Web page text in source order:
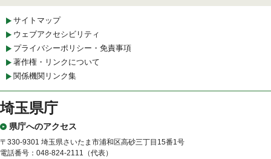
サイトマップ
ウェブアクセシビリティ
プライバシーポリシー・免責事項
著作権・リンクについて
関係機関リンク集
埼玉県庁
県庁へのアクセス
〒330-9301 埼玉県さいたま市浦和区高砂三丁目15番1号
電話番号：048-824-2111（代表）